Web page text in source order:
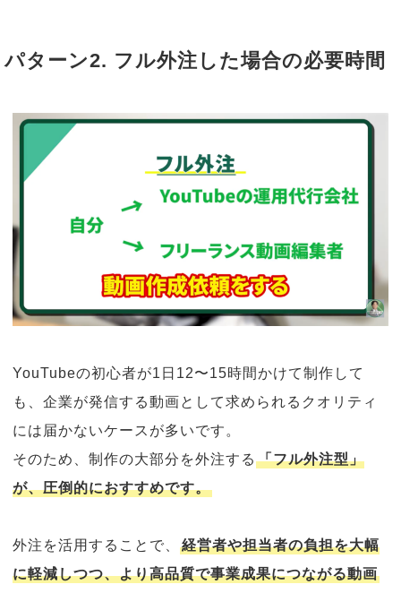
パターン2. フル外注した場合の必要時間
YouTubeの初心者が1日12〜15時間かけて制作して
も、企業が発信する動画として求められるクオリティ
には届かないケースが多いです。
そのため、制作の大部分を外注する「フル外注型」
が、圧倒的におすすめです。
外注を活用することで、経営者や担当者の負担を大幅
に軽減しつつ、より高品質で事業成果につながる動画